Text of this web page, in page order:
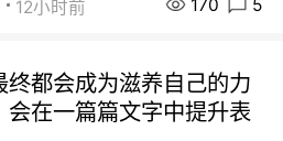
12小时前 170 5
都会成为滋养自己的力
会在一篇篇文字中提升表